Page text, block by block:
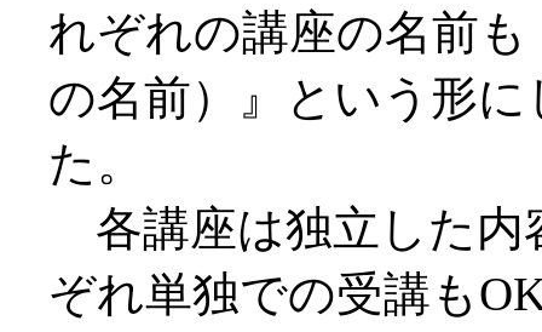
れぞれの講座の名前
の名前）』という形
た。
各講座は独立した内
ぞれ単独での受講も